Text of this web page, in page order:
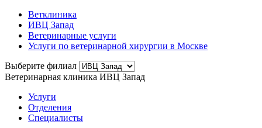
Ветклиника
ИВЦ Запад
Ветеринарные услуги
Услуги по ветеринарной хирургии в Москве
Выберите филиал
Ветеринарная клиника ИВЦ Запад
Услуги
Отделения
Специалисты